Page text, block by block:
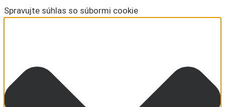
Spravujte súhlas so súbormi cookie